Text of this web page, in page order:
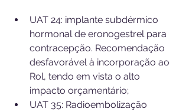
UAT 24: implante subdérmico
hormonal de eronogestrel para
contracepção. Recomendação
desfavorável à incorporação ao
Rol, tendo em vista o alto
impacto orçamentário;
UAT 35: Radioembolização